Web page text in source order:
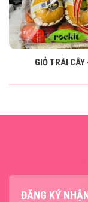
GIỎ TRÁI CÂY
ĐĂNG KÝ